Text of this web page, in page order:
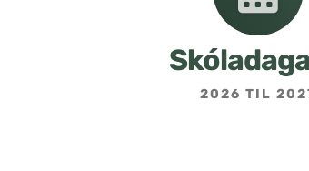
2026 TIL